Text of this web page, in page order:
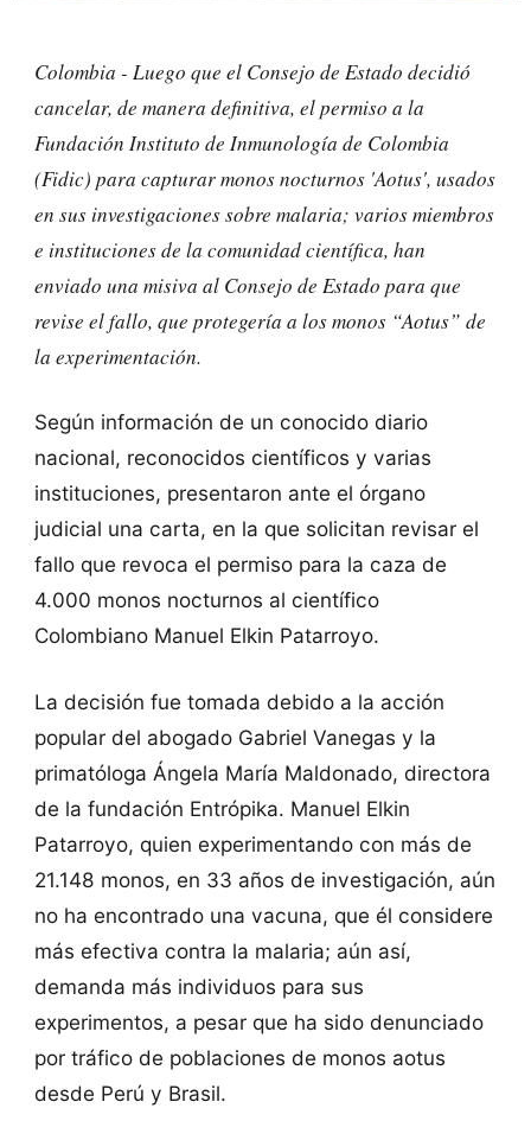
Colombia - Luego que el Consejo de Estado decidió
cancelar, de manera definitiva, el permiso a la
Fundación Instituto de Inmunología de Colombia
(Fidic) para capturar monos nocturnos 'Aotus', usados
en sus investigaciones sobre malaria; varios miembros
e instituciones de la comunidad científica, han
enviado una misiva al Consejo de Estado para que
revise el fallo, que protegería a los monos “Aotus” de
la experimentación.
Según información de un conocido diario
nacional, reconocidos científicos y varias
instituciones, presentaron ante el órgano
judicial una carta, en la que solicitan revisar el
fallo que revoca el permiso para la caza de
4.000 monos nocturnos al científico
Colombiano Manuel Elkin Patarroyo.
La decisión fue tomada debido a la acción
popular del abogado Gabriel Vanegas y la
primatóloga Ángela María Maldonado, directora
de la fundación Entrópika. Manuel Elkin
Patarroyo, quien experimentando con más de
21.148 monos, en 33 años de investigación, aún
no ha encontrado una vacuna, que él considere
más efectiva contra la malaria; aún así,
demanda más individuos para sus
experimentos, a pesar que ha sido denunciado
por tráfico de poblaciones de monos aotus
desde Perú y Brasil.